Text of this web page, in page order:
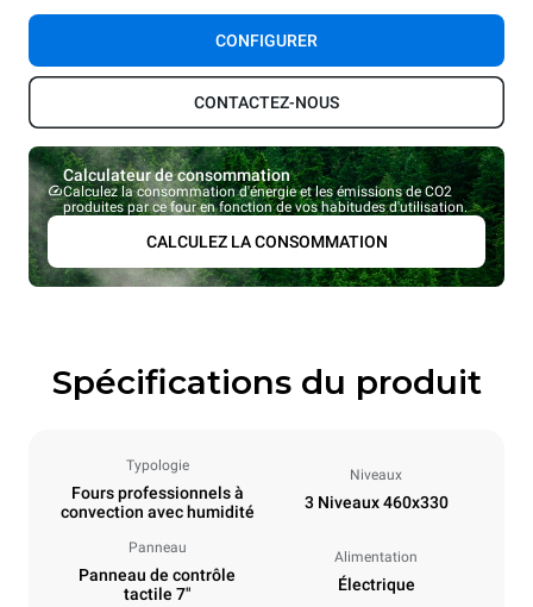
CONFIGURER
CONTACTEZ-NOUS
Calculateur de consommation
Calculez la consommation d'énergie et les émissions de CO2
produites par ce four en fonction de vos habitudes d'utilisation.
CALCULEZ LA CONSOMMATION
Spécifications du produit
Typologie
Fours professionnels à
convection avec humidité
Niveaux
3 Niveaux 460x330
Panneau
Panneau de contrôle
tactile 7"
Alimentation
Électrique